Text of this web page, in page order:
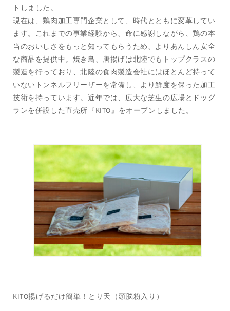
粉
入
り）
の
数
量
減
ら
す
入
り）
数
を
増
や
す
トしました。
現在は、鶏肉加工専門企業として、時代とともに変革してい
ます。これまでの事業経験から、命に感謝しながら、鶏の本
当のおいしさをもっと知ってもらうため、よりあんしん安全
な商品を提供中。焼き鳥、唐揚げは北陸でもトップクラスの
製造を行っており、北陸の食肉製造会社にはほとんど持って
いないトンネルフリーザーを常備し、より鮮度を保った加工
技術を持っています。近年では、広大な芝生の広場とドッグ
ランを併設した直売所『KITO』をオープンしました。
KITO揚げるだけ簡単！とり天（頭脳粉入り）